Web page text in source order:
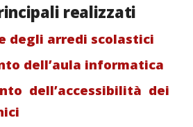
realizzati
degli arredi scolastici
dell’aula informatica
dell’accessibilità dei